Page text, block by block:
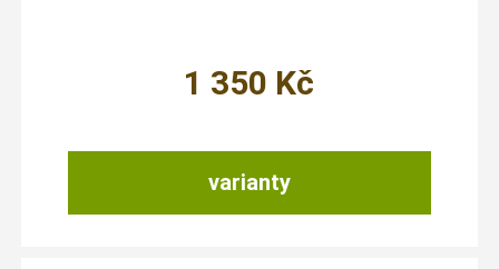
varianty
1 350 Kč